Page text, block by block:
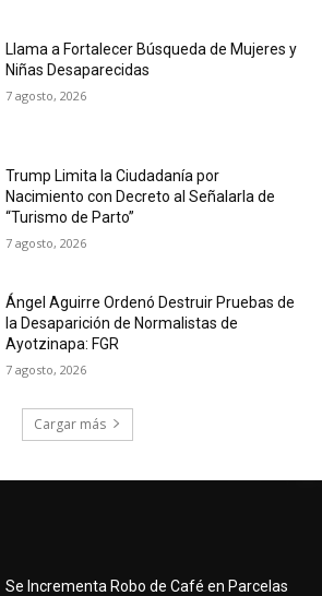
Llama a Fortalecer Búsqueda de Mujeres y
Niñas Desaparecidas
7 agosto, 2026
Trump Limita la Ciudadanía por
Nacimiento con Decreto al Señalarla de
“Turismo de Parto”
7 agosto, 2026
Ángel Aguirre Ordenó Destruir Pruebas de
la Desaparición de Normalistas de
Ayotzinapa: FGR
7 agosto, 2026
Cargar más
Se Incrementa Robo de Café en Parcelas